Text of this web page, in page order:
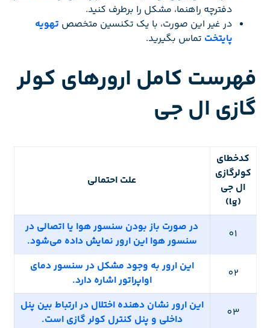
دفترچه راهنما، مشکل را برطرف کنید.
در غیر این صورت، با یک تکنسین متخصص تهویه
پایتخت تماس بگیرید.
فهرست کامل ارورهای کولر
گازی ال جی
کدخطای
کولرگازی
ال جی
(lg)
علت احتمالی
01
در صورت باز بودن سنسور هوا یا اتصالی در
سنسور هوا این ارور نمایش داده می‌شود.
02
این ارور به وجود مشکل در سنسور دمای
اواپراتور اشاره دارد.
03
این ارور نشان دهنده اختلال در ارتباط بین پنل
داخلی و پنل کنترل کولر گازی است.